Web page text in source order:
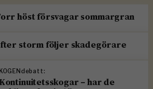
höst försvagar sommargran
storm följer skadegörare
– har de